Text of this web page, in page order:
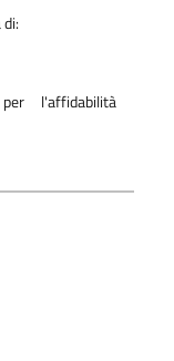
l'affidabilità